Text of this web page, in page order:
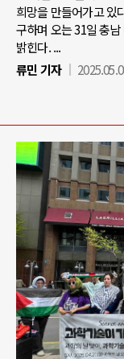
희망을 만들어가고 있
구하며 오는 31일 충
밝힌다. ...
류민 기자